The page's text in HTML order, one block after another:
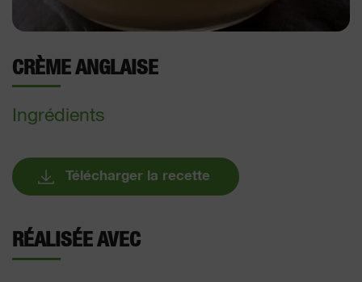
CRÈME ANGLAISE
Ingrédients
Télécharger la recette
RÉALISÉE AVEC